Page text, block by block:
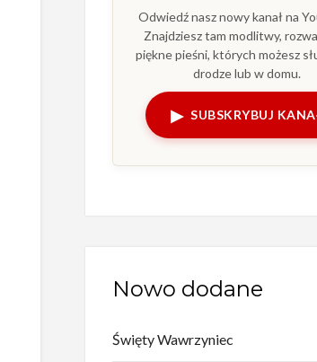
Odwiedź nasz nowy kanał na
Znajdziesz tam modlitwy,
piękne pieśni, których możesz
drodze lub w domu.
▶ SUBSKRYBUJ
Nowo dodane
Święty Wawrzyniec